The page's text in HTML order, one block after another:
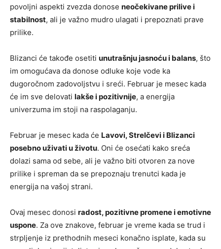
povoljni aspekti zvezda donose neočekivane prilive i
stabilnost, ali je važno mudro ulagati i prepoznati prave
prilike.
Blizanci će takođe osetiti unutrašnju jasnoću i balans, što
im omogućava da donose odluke koje vode ka
dugoročnom zadovoljstvu i sreći. Februar je mesec kada
će im sve delovati lakše i pozitivnije, a energija
univerzuma im stoji na raspolaganju.
Februar je mesec kada će Lavovi, Strelčevi i Blizanci
posebno uživati u životu. Oni će osećati kako sreća
dolazi sama od sebe, ali je važno biti otvoren za nove
prilike i spreman da se prepoznaju trenutci kada je
energija na vašoj strani.
Ovaj mesec donosi radost, pozitivne promene i emotivne
uspone. Za ove znakove, februar je vreme kada se trud i
strpljenje iz prethodnih meseci konačno isplate, kada su